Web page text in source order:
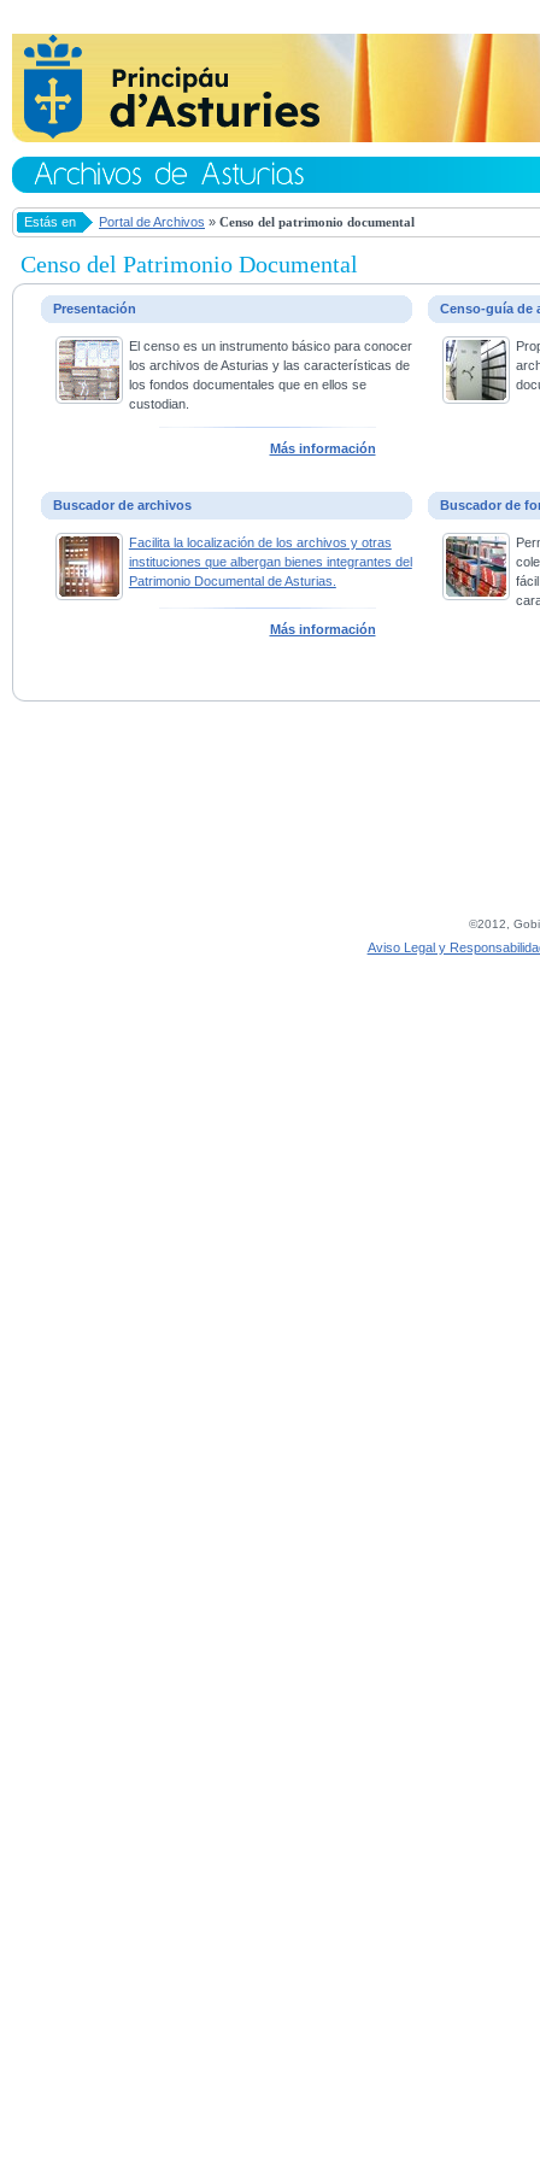
Estás en Portal de Archivos » Censo del patrimonio documental
Censo del Patrimonio Documental
Presentación
El censo es un instrumento básico para conocer
los archivos de Asturias y las características de
los fondos documentales que en ellos se
custodian.
Más información
Censo-guía de
Buscador de archivos
Facilita la localización de los archivos y otras
instituciones que albergan bienes integrantes del
Patrimonio Documental de Asturias.
Más información
Buscador de
©2012,
Aviso Legal y